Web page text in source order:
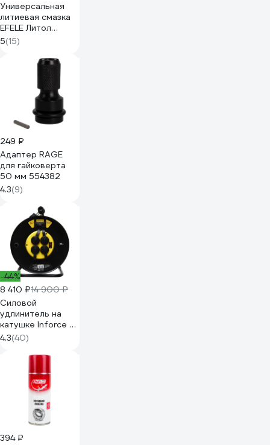
Универсальная
литиевая смазка
EFELE Литол
Спрей, 520 мл
0097626
5(15)
249 ₽
Адаптер RAGE
для гайковерта
50 мм 554382
4.3(9)
-44%
8 410 ₽14 900 ₽
Силовой
удлинитель на
катушке Inforce 4
гнезда, с/з КГт
3х2,5 16A 30м IP44
GRANITE ZG 09-
4.3(40)
394 ₽